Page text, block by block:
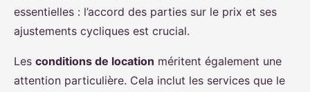
essentielles : l’accord des parties sur le prix et ses
ajustements cycliques est crucial.
Les conditions de location méritent également une
attention particulière. Cela inclut les services que le